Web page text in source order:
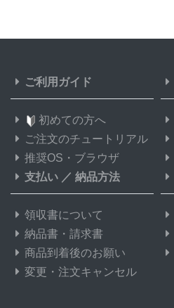
ご利用ガイド
初めての方へ
ご注文のチュートリアル
推奨OS・ブラウザ
支払い ／ 納品方法
領収書について
納品書・請求書
商品到着後のお願い
変更・注文キャンセル